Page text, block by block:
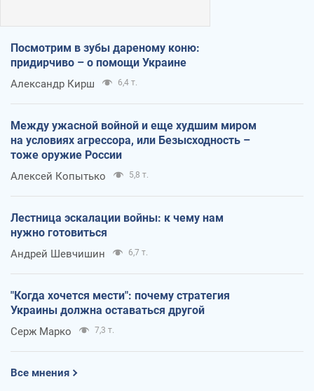
Посмотрим в зубы дареному коню:
придирчиво – о помощи Украине
Александр Кирш 6,4 т.
Между ужасной войной и еще худшим миром
на условиях агрессора, или Безысходность –
тоже оружие России
Алексей Копытько 5,8 т.
Лестница эскалации войны: к чему нам
нужно готовиться
Андрей Шевчишин 6,7 т.
"Когда хочется мести": почему стратегия
Украины должна оставаться другой
Серж Марко 7,3 т.
Все мнения